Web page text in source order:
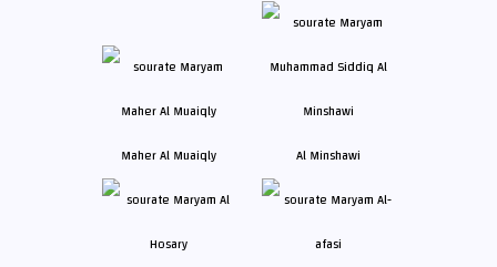
Maher Al Muaiqly Al Minshawi